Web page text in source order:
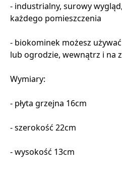
- industrialny, surowy
każdego pomieszczenia
- biokominek możesz
lub ogrodzie, wewnątrz i na
Wymiary:
- płyta grzejna 16cm
- szerokość 22cm
- wysokość 13cm